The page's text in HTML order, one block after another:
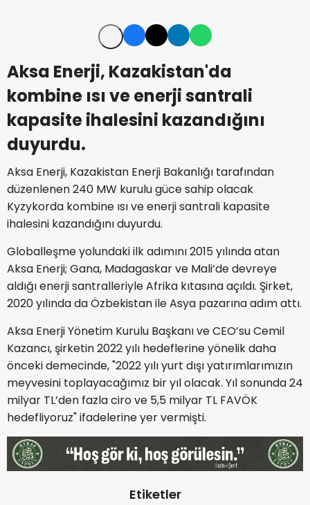
Aksa Enerji, Kazakistan'da
kombine ısı ve enerji santrali
kapasite ihalesini kazandığını
duyurdu.
Aksa Enerji, Kazakistan Enerji Bakanlığı tarafından
düzenlenen 240 MW kurulu güce sahip olacak
Kyzykorda kombine ısı ve enerji santrali kapasite
ihalesini kazandığını duyurdu.
Globalleşme yolundaki ilk adımını 2015 yılında atan
Aksa Enerji; Gana, Madagaskar ve Mali’de devreye
aldığı enerji santralleriyle Afrika kıtasına açıldı. Şirket,
2020 yılında da Özbekistan ile Asya pazarına adım attı.
Aksa Enerji Yönetim Kurulu Başkanı ve CEO’su Cemil
Kazancı, şirketin 2022 yılı hedeflerine yönelik daha
önceki demecinde, "2022 yılı yurt dışı yatırımlarımızın
meyvesini toplayacağımız bir yıl olacak. Yıl sonunda 24
milyar TL’den fazla ciro ve 5,5 milyar TL FAVÖK
hedefliyoruz" ifadelerine yer vermişti.
Etiketler